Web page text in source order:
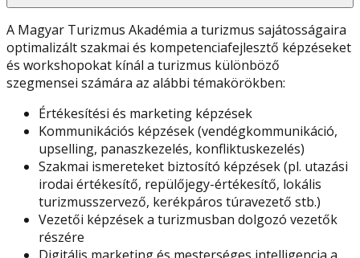
A Magyar Turizmus Akadémia a turizmus sajátosságaira
optimalizált szakmai és kompetenciafejlesztő képzéseket
és workshopokat kínál a turizmus különböző
szegmensei számára az alábbi témakörökben:
Értékesítési és marketing képzések
Kommunikációs képzések (vendégkommunikáció,
upselling, panaszkezelés, konfliktuskezelés)
Szakmai ismereteket biztosító képzések (pl. utazási
irodai értékesítő, repülőjegy-értékesítő, lokális
turizmusszervező, kerékpáros túravezető stb.)
Vezetői képzések a turizmusban dolgozó vezetők
részére
Digitális marketing és mesterséges intelligencia a